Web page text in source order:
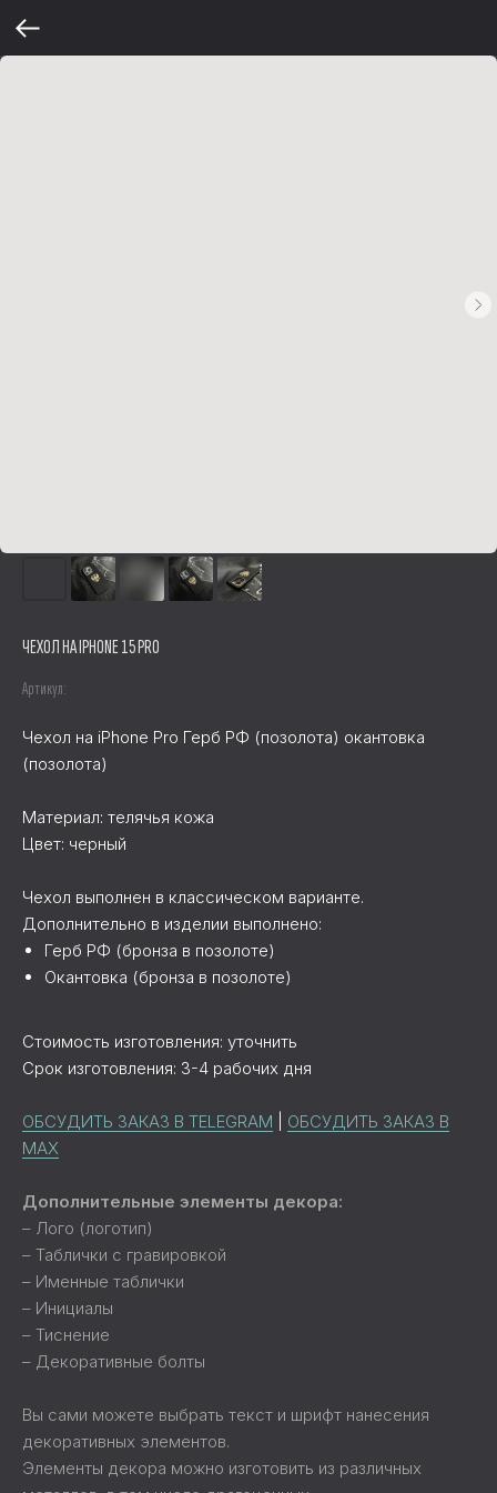
ЧЕХОЛ НА IPHONE 15 PRO
Артикул:
Чехол на iPhone Pro Герб РФ (позолота) окантовка
(позолота)
Материал: телячья кожа
Цвет: черный
Чехол выполнен в классическом варианте.
Дополнительно в изделии выполнено:
Герб РФ (бронза в позолоте)
Окантовка (бронза в позолоте)
Стоимость изготовления: уточнить
Срок изготовления: 3-4 рабочих дня
ОБСУДИТЬ ЗАКАЗ В TELEGRAM
ОБСУДИТЬ ЗАКАЗ В
MAX
Дополнительные элементы декора:
– Лого (логотип)
– Таблички с гравировкой
– Именные таблички
– Инициалы
– Тиснение
– Декоративные болты
Вы сами можете выбрать текст и шрифт нанесения
декоративных элементов.
Элементы декора можно изготовить из различных